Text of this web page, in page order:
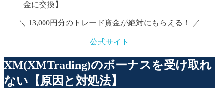
金に交換】
＼ 13,000円分のトレード資金が絶対にもらえる！ ／
公式サイト
XM(XMTrading)のボーナスを受け取れ
ない【原因と対処法】